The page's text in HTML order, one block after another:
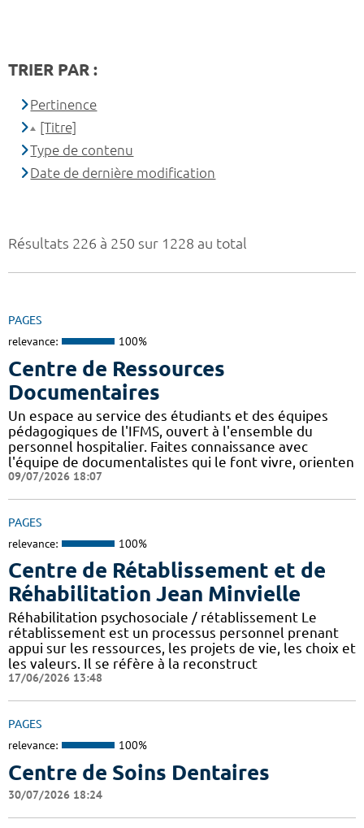
Résultats 226 à 250 sur 1228 au total
PAGES
relevance: 100%
Centre de Ressources
Documentaires
Un espace au service des étudiants et des équipes
pédagogiques de l'IFMS, ouvert à l'ensemble du
personnel hospitalier. Faites connaissance avec
l'équipe de documentalistes qui le font vivre, orienten
09/07/2026 18:07
PAGES
relevance: 100%
Centre de Rétablissement et de
Réhabilitation Jean Minvielle
Réhabilitation psychosociale / rétablissement Le
rétablissement est un processus personnel prenant
appui sur les ressources, les projets de vie, les choix et
les valeurs. Il se réfère à la reconstruct
17/06/2026 13:48
PAGES
relevance: 100%
Centre de Soins Dentaires
30/07/2026 18:24
TRIER PAR :
Pertinence
[Titre]
Type de contenu
Date de dernière modification